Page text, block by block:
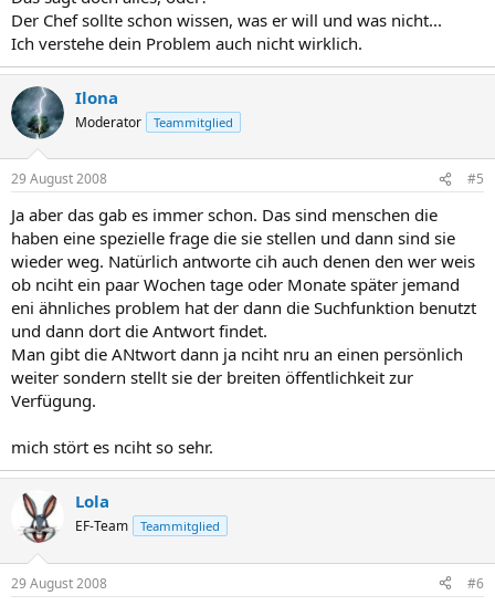
Der Chef sollte schon wissen, was er will und was nicht...
Ich verstehe dein Problem auch nicht wirklich.
Ilona
Moderator Teammitglied
29 August 2008 #5
Ja aber das gab es immer schon. Das sind menschen die
haben eine spezielle frage die sie stellen und dann sind sie
wieder weg. Natürlich antworte cih auch denen den wer weis
ob nciht ein paar Wochen tage oder Monate später jemand
eni ähnliches problem hat der dann die Suchfunktion benutzt
und dann dort die Antwort findet.
Man gibt die ANtwort dann ja nciht nru an einen persönlich
weiter sondern stellt sie der breiten öffentlichkeit zur
Verfügung.
mich stört es nciht so sehr.
Lola
EF-Team Teammitglied
29 August 2008 #6